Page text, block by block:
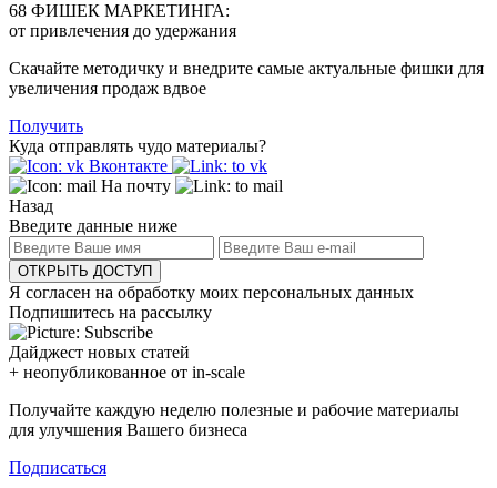
68 ФИШЕК МАРКЕТИНГА:
от привлечения до удержания
Скачайте методичку и внедрите самые актуальные фишки для
увеличения продаж вдвое
Получить
Куда отправлять чудо материалы?
Вконтакте
На почту
Назад
Введите данные ниже
ОТКРЫТЬ ДОСТУП
Я согласен на обработку моих персональных данных
Подпишитесь на рассылку
Дайджест новых статей
+ неопубликованное от in-scale
Получайте каждую неделю полезные и рабочие материалы
для улучшения Вашего бизнеса
Подписаться